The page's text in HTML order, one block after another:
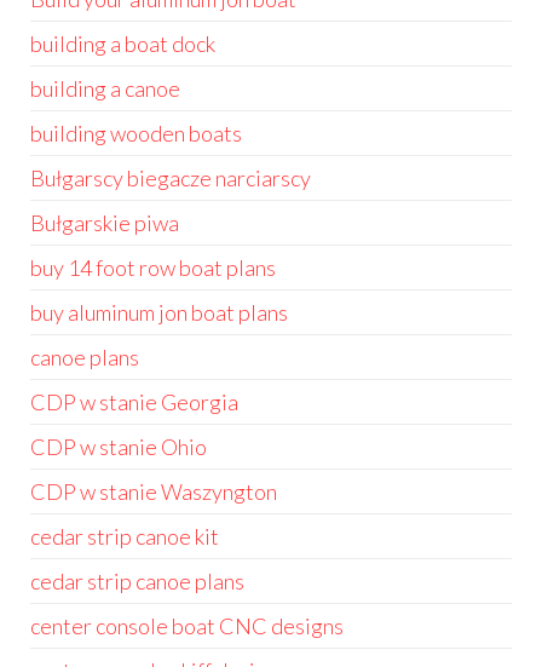
building a boat dock
building a canoe
building wooden boats
Bułgarscy biegacze narciarscy
Bułgarskie piwa
buy 14 foot row boat plans
buy aluminum jon boat plans
canoe plans
CDP w stanie Georgia
CDP w stanie Ohio
CDP w stanie Waszyngton
cedar strip canoe kit
cedar strip canoe plans
center console boat CNC designs